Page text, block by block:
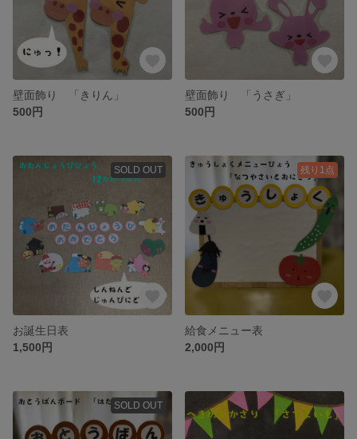
壁面飾り 「きりん」
500円
壁面飾り 「うさぎ」
500円
SOLD OUT
お誕生日表
1,500円
残り1点
給食メニュー表
2,000円
SOLD OUT